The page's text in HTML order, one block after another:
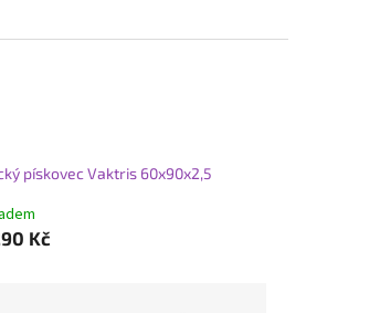
pískovec Vaktris 60x90x2,5
Kč